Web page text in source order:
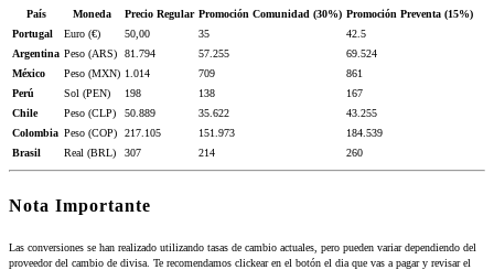
País Moneda Precio Regular Promoción Comunidad (30%) Promoción Preventa (15%)
Portugal
Euro (€) 50,00 35
42.5
Argentina Peso (ARS) 81.794 57.255
69.524
México
Peso (MXN) 1.014 709
861
Perú
Sol (PEN) 198 138
167
Chile
Peso (CLP) 50.889 35.622
43.255
Colombia Peso (COP) 217.105 151.973
184.539
Brasil
Real (BRL) 307 214 260
Nota Importante
Las conversiones se han realizado utilizando tasas de cambio actuales, pero pueden variar dependiendo del
proveedor del cambio de divisa. Te recomendamos clickear en el botón el dia que vas a pagar y revisar el